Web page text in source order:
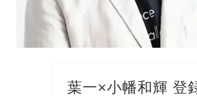
葉一×小幡和輝 登